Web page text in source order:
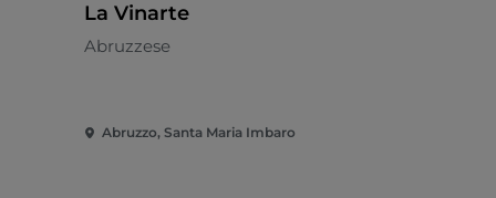
La Vinarte
Abruzzese
Abruzzo, Santa Maria Imbaro